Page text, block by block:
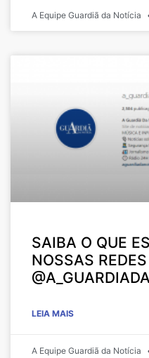
A Equipe Guardiã da Notícia
SAIBA O QUE
NOSSAS
LEIA MAIS
A Equipe Guardiã da Notícia